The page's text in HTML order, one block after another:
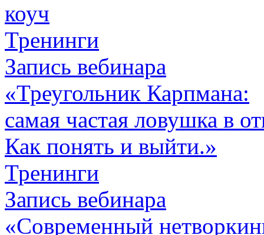
коуч
Тренинги
Запись вебинара
«Треугольник Карпмана:
самая частая ловушка в
Как понять и выйти.»
Тренинги
Запись вебинара
«Современный